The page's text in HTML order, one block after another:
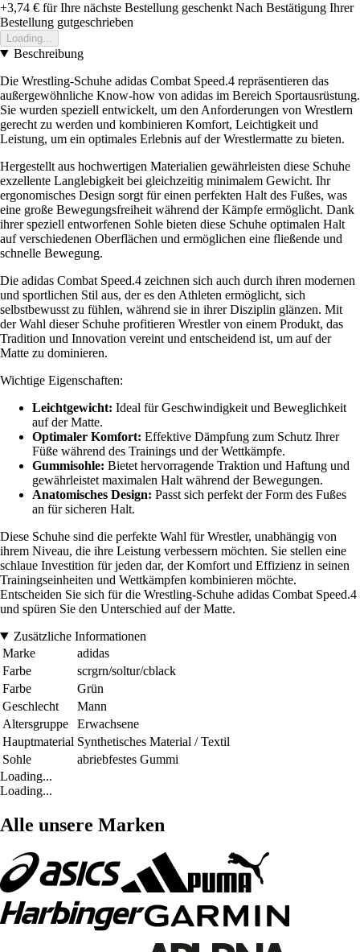
+3,74 € für Ihre nächste Bestellung geschenkt Nach Bestätigung Ihrer
Bestellung gutgeschrieben
Loading...
Beschreibung
Die Wrestling-Schuhe adidas Combat Speed.4 repräsentieren das
außergewöhnliche Know-how von adidas im Bereich Sportausrüstung.
Sie wurden speziell entwickelt, um den Anforderungen von Wrestlern
gerecht zu werden und kombinieren Komfort, Leichtigkeit und
Leistung, um ein optimales Erlebnis auf der Wrestlermatte zu bieten.
Hergestellt aus hochwertigen Materialien gewährleisten diese Schuhe
exzellente Langlebigkeit bei gleichzeitig minimalem Gewicht. Ihr
ergonomisches Design sorgt für einen perfekten Halt des Fußes, was
eine große Bewegungsfreiheit während der Kämpfe ermöglicht. Dank
ihrer speziell entworfenen Sohle bieten diese Schuhe optimalen Halt
auf verschiedenen Oberflächen und ermöglichen eine fließende und
schnelle Bewegung.
Die adidas Combat Speed.4 zeichnen sich auch durch ihren modernen
und sportlichen Stil aus, der es den Athleten ermöglicht, sich
selbstbewusst zu fühlen, während sie in ihrer Disziplin glänzen. Mit
der Wahl dieser Schuhe profitieren Wrestler von einem Produkt, das
Tradition und Innovation vereint und entscheidend ist, um auf der
Matte zu dominieren.
Wichtige Eigenschaften:
Leichtgewicht: Ideal für Geschwindigkeit und Beweglichkeit
auf der Matte.
Optimaler Komfort: Effektive Dämpfung zum Schutz Ihrer
Füße während des Trainings und der Wettkämpfe.
Gummisohle: Bietet hervorragende Traktion und Haftung und
gewährleistet maximalen Halt während der Bewegungen.
Anatomisches Design: Passt sich perfekt der Form des Fußes
an für sicheren Halt.
Diese Schuhe sind die perfekte Wahl für Wrestler, unabhängig von
ihrem Niveau, die ihre Leistung verbessern möchten. Sie stellen eine
schlaue Investition für jeden dar, der Komfort und Effizienz in seinen
Trainingseinheiten und Wettkämpfen kombinieren möchte.
Entscheiden Sie sich für die Wrestling-Schuhe adidas Combat Speed.4
und spüren Sie den Unterschied auf der Matte.
Zusätzliche Informationen
Marke
adidas
Farbe
scrgrn/soltur/cblack
Farbe
Grün
Geschlecht
Mann
Altersgruppe
Erwachsene
Hauptmaterial Synthetisches Material / Textil
Sohle
abriebfestes Gummi
Loading...
Loading...
Alle unsere Marken